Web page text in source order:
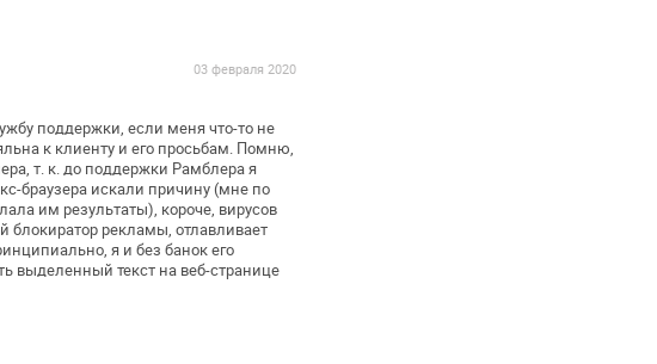
03 февраля 2020
поддержки, если меня что-то не
к клиенту и его просьбам. Помню,
т. к. до поддержки Рамблера я
браузера искали причину (мне по
им результаты), короче, вирусов
блокиратор рекламы, отлавливает
я и без банокего
выделенный текст на веб-странице